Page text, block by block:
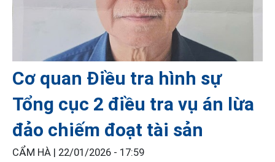
Cơ quan Điều tra hình sự
Tổng cục 2 điều tra vụ án lừa
đảo chiếm đoạt tài sản
CẨM HÀ | 22/01/2026 - 17:59